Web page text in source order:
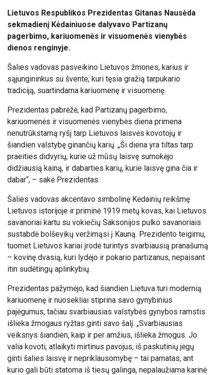
Lietuvos Respublikos Prezidentas Gitanas Nausėda
sekmadienį Kėdainiuose dalyvavo Partizanų
pagerbimo, kariuomenės ir visuomenės vienybės
dienos renginyje.
Šalies vadovas pasveikino Lietuvos žmones, karius ir
sąjungininkus su švente, kuri tęsia gražią tarpukario
tradiciją, suartindama kariuomenę ir visuomenę.
Prezidentas pabrėžė, kad Partizanų pagerbimo,
kariuomenės ir visuomenės vienybės diena primena
nenutrūkstamą ryšį tarp Lietuvos laisvės kovotojų ir
šiandien valstybę ginančių karių. „Ši diena yra tiltas tarp
praeities didvyrių, kurie už mūsų laisvę sumokėjo
didžiausią kainą, ir dabarties karių, kurie laisvę gina čia ir
dabar“, – sakė Prezidentas.
Šalies vadovas akcentavo simbolinę Kėdainių reikšmę
Lietuvos istorijoje ir priminė 1919 metų kovas, kai Lietuvos
savanoriai kartu su vokiečių Saksonijos pulko savanoriais
sustabdė bolševikų veržimąsi į Kauną. Prezidento teigimu,
tuomet Lietuvos kariai įrodė turintys svarbiausią pranašumą
– kovinę dvasią, kuri lydėjo ir pokario partizanus, nepaisant
itin sudėtingų aplinkybių.
Prezidentas pažymėjo, kad šiandien Lietuva turi modernią
kariuomenę ir nuosekliai stiprina savo gynybinius
pajėgumus, tačiau svarbiausias valstybės gynybos ramstis
išlieka žmogaus ryžtas ginti savo šalį. „Svarbiausias
veiksnys šiandien, kaip ir per amžius, išlieka žmogus. Jo
valia kovoti, atlaikyti mirtinus pavojus, iš paskutinių jėgų
ginti šalies laisvę ir nepriklausomybę – tai pamatas, ant
kurio gali būti statoma iš tiesų galinga, nepalaužiama karinė